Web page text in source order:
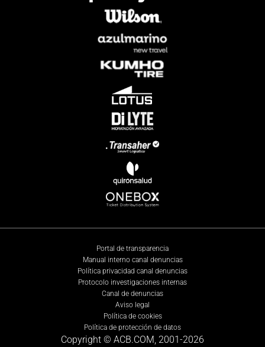
Portal de transparencia
Manual interno canal denuncias
Política privacidad canal denuncias
Protocolo investigaciones internas
Canal de denuncias
Aviso legal
Política de cookies
Política de protección de datos
Copyright © ACB.COM, 2001-2026